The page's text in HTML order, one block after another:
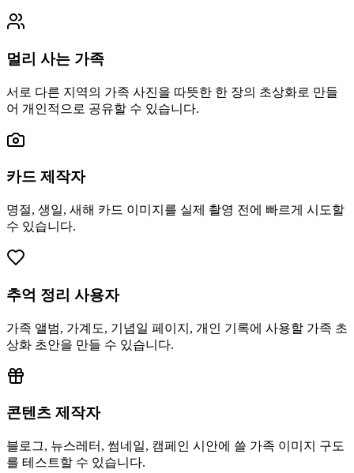
멀리 사는 가족
서로 다른 지역의 가족 사진을 따뜻한 한 장의 초상화로 만들
어 개인적으로 공유할 수 있습니다.
카드 제작자
명절, 생일, 새해 카드 이미지를 실제 촬영 전에 빠르게 시도할
수 있습니다.
추억 정리 사용자
가족 앨범, 가계도, 기념일 페이지, 개인 기록에 사용할 가족 초
상화 초안을 만들 수 있습니다.
콘텐츠 제작자
블로그, 뉴스레터, 썸네일, 캠페인 시안에 쓸 가족 이미지 구도
를 테스트할 수 있습니다.